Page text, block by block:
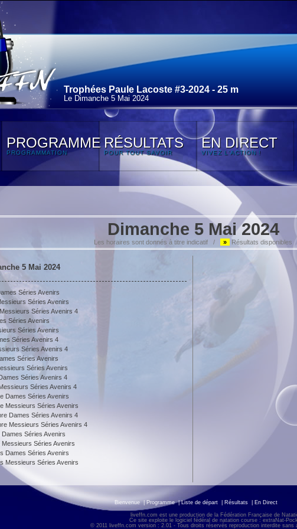
Trophées Paule Lacoste #3-2024 - 25 m
Le Dimanche 5 Mai 2024
PROGRAMME
PROGRAMMATION
RÉSULTATS
POUR TOUT SAVOIR
EN DIRECT
VIVEZ L'ACTION !
Dimanche 5 Mai 2024
Les horaires sont donnés à titre indicatif / » Résultats disponibles
5 Mai 2024
Séries Avenirs
Séries Avenirs
Séries Avenirs 4
Séries Avenirs
Séries Avenirs
Séries Avenirs 4
Séries Avenirs 4
Séries Avenirs
Séries Avenirs
Séries Avenirs 4
Séries Avenirs 4
Dames Séries Avenirs
Messieurs Séries Avenirs
Dames Séries Avenirs 4
Messieurs Séries Avenirs 4
Séries Avenirs
Séries Avenirs
Dames Séries Avenirs
Messieurs Séries Avenirs
Bienvenue |Programme |Liste de départ Résultats En Direct
liveffn.com est une production de la Fédération Française de
Ce site exploite le logiciel fédéral de natation course : extraNat-
© 2011 liveffn.com version : 2.01 - Tous droits réservés reproduction interdite sans